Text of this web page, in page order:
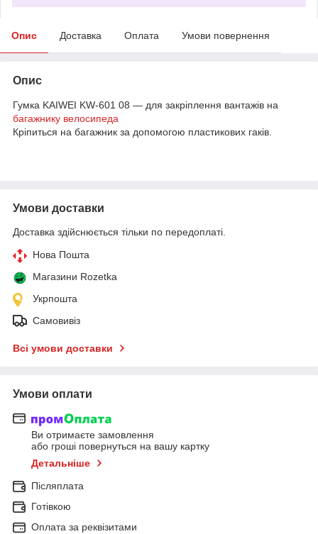
Опис Доставка Оплата Умови повернення
Опис
Гумка KAIWEI KW-601 08 — для закріплення вантажів на
багажнику велосипеда
Кріпиться на багажник за допомогою пластикових гаків.
Умови доставки
Доставка здійснюється тільки по передоплаті.
Нова Пошта
Магазини Rozetka
Укрпошта
Самовивіз
Всі умови доставки
Умови оплати
Ви отримаєте замовлення
або гроші повернуться на вашу картку
Детальніше
Післяплата
Готівкою
Оплата за реквізитами